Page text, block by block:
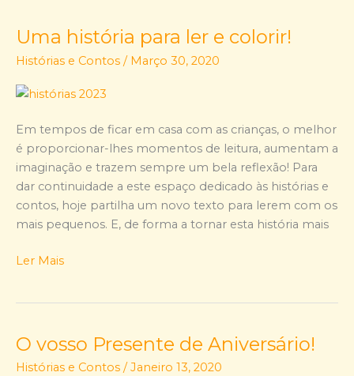
Uma história para ler e colorir!
Histórias e Contos / Março 30, 2020
Em tempos de ficar em casa com as crianças, o melhor
é proporcionar-lhes momentos de leitura, aumentam a
imaginação e trazem sempre um bela reflexão! Para
dar continuidade a este espaço dedicado às histórias e
contos, hoje partilha um novo texto para lerem com os
mais pequenos. E, de forma a tornar esta história mais
Uma
história
ler
colorir!
Ler Mais
O vosso Presente de Aniversário!
Histórias e Contos / Janeiro 13, 2020
O
vosso